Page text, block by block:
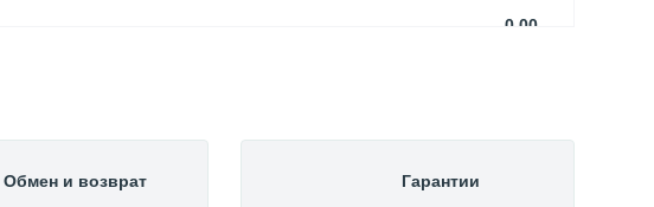
0.00
Обмен и возврат Гарантии